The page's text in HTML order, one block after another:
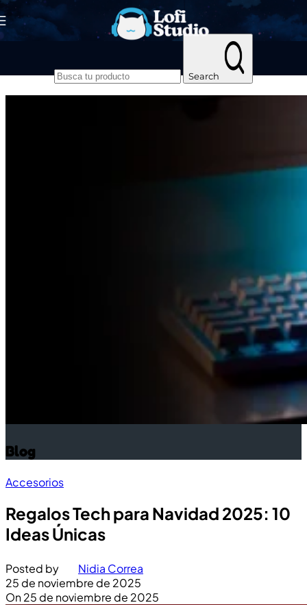
Skip to navigation Skip to main content
Search
Blog
Accesorios
Regalos Tech para Navidad 2025: 10
Ideas Únicas
Posted by
Nidia Correa
25 de noviembre de 2025
On 25 de noviembre de 2025